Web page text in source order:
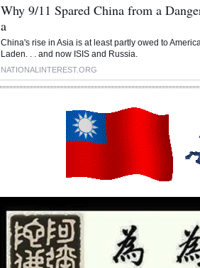
Why 9/11 Spared China from a
a
China's rise in Asia is at least partly owed to
Laden. . . and now ISIS and Russia.
NATIONALINTEREST.ORG